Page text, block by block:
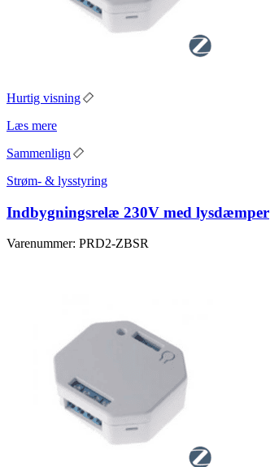
Hurtig visning
Læs mere
Sammenlign
Strøm- & lysstyring
Indbygningsrelæ 230V med lysdæmper
Varenummer: PRD2-ZBSR